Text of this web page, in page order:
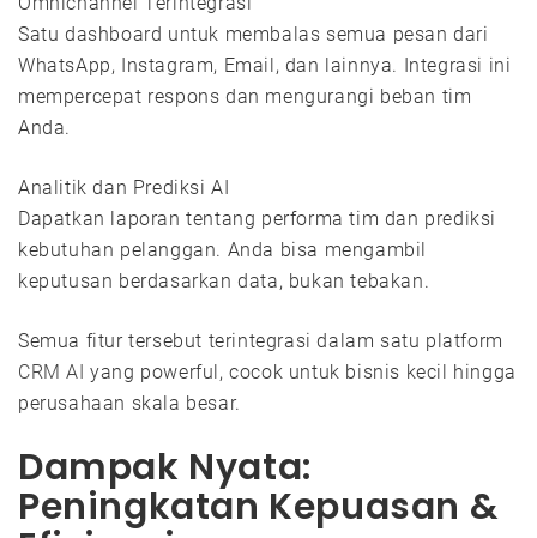
Satu dashboard untuk membalas semua pesan dari
WhatsApp, Instagram, Email, dan lainnya. Integrasi ini
mempercepat respons dan mengurangi beban tim
Anda.
Analitik dan Prediksi AI
Dapatkan laporan tentang performa tim dan prediksi
kebutuhan pelanggan. Anda bisa mengambil
keputusan berdasarkan data, bukan tebakan.
Semua fitur tersebut terintegrasi dalam satu platform
CRM AI yang powerful, cocok untuk bisnis kecil hingga
perusahaan skala besar.
Dampak Nyata:
Peningkatan Kepuasan &